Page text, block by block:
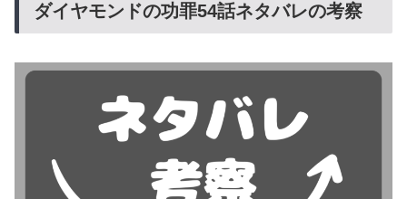
ダイヤモンドの功罪54話ネタバレの考察